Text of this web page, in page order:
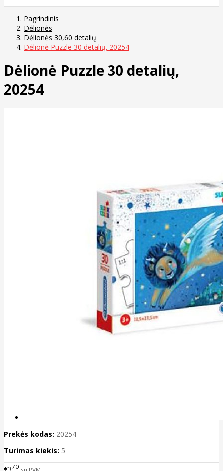
Pagrindinis
Dėlionės
Dėlionės 30,60 detalių
Dėlionė Puzzle 30 detalių, 20254
Dėlionė Puzzle 30 detalių,
20254
Prekės kodas: 20254
Turimas kiekis: 5
€370 su PVM